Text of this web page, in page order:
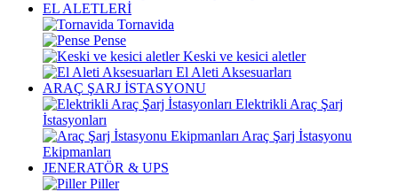
EL ALETLERİ
Tornavida
Pense
Keski ve kesici aletler
El Aleti Aksesuarları
ARAÇ ŞARJ İSTASYONU
Elektrikli Araç Şarj
İstasyonları
Araç Şarj İstasyonu
Ekipmanları
JENERATÖR & UPS
Piller